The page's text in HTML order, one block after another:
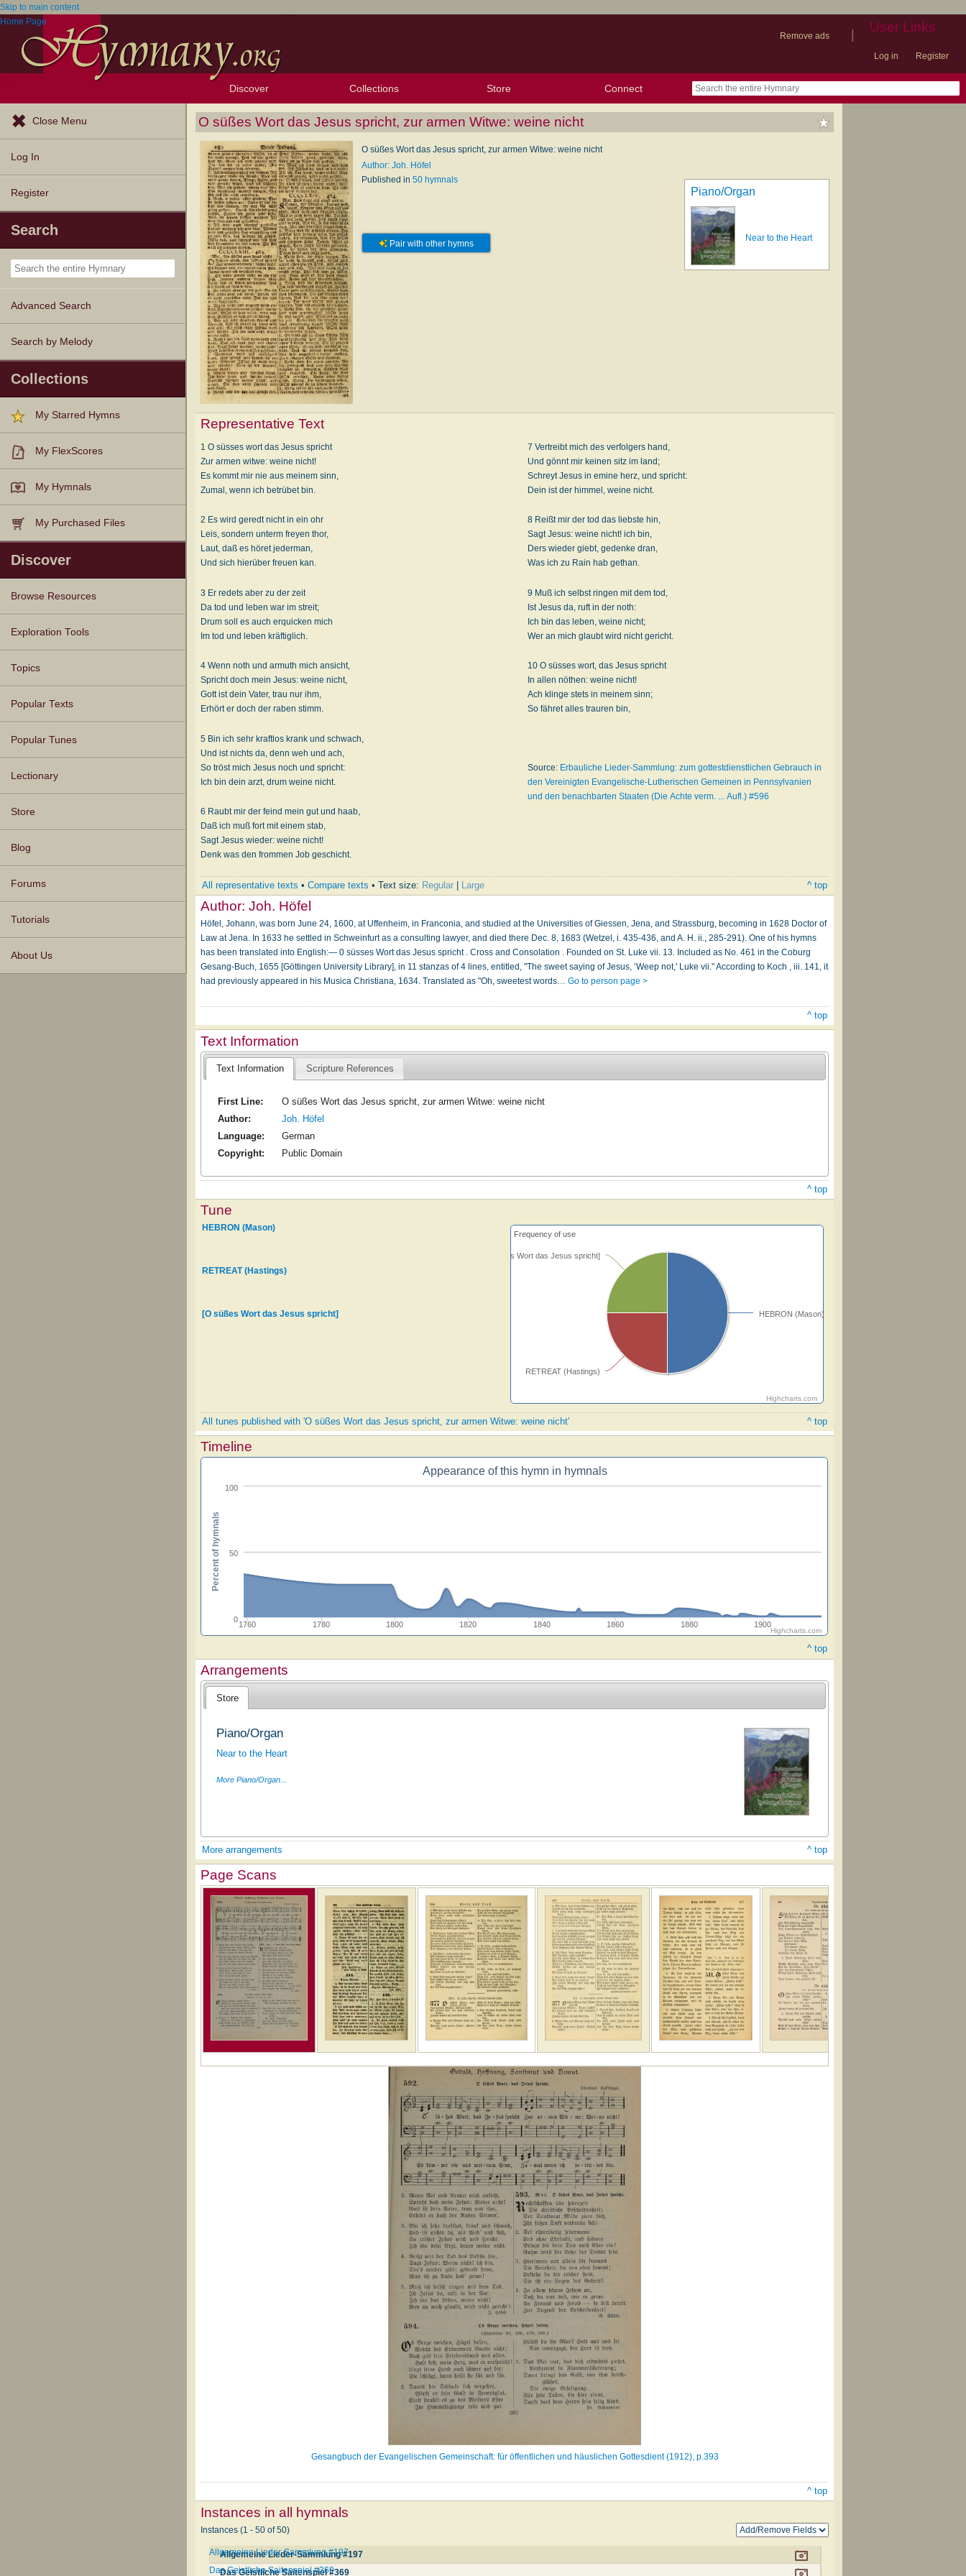
Skip to main content
Home Page
Remove ads
| User Links
Log in Register
Discover
Browse Resources Texts
Tunes
Instances
People
Hymnals
Exploration Tools
Topics
Popular Texts
Popular Tunes
Lectionary
Collections
My Starred Hymns
My FlexScores
My Hymnals
My Purchased Files
Store Connect
Close Menu
Log In
Register
Search
Advanced Search
Search by Melody
Collections
My Starred Hymns
My FlexScores
My Hymnals
My Purchased Files
Discover
Browse Resources
Texts
Tunes
Instances
People
Hymnals
Exploration Tools
Topics
Popular Texts
Popular Tunes
Lectionary
Store
Blog
Forums
Tutorials
About Us
O süßes Wort das Jesus spricht, zur armen Witwe: weine nicht
O süßes Wort das Jesus spricht, zur armen Witwe: weine nicht
Author: Joh. Höfel
Published in 50 hymnals
Pair with other hymns
Piano/Organ
Near to the Heart
Representative Text
1 O süsses wort das Jesus spricht
Zur armen witwe: weine nicht!
Es kommt mir nie aus meinem sinn,
Zumal, wenn ich betrübet bin.
2 Es wird geredt nicht in ein ohr
Leis, sondern unterm freyen thor,
Laut, daß es höret jederman,
Und sich hierüber freuen kan.
3 Er redets aber zu der zeit
Da tod und leben war im streit;
Drum soll es auch erquicken mich
Im tod und leben kräftiglich.
4 Wenn noth und armuth mich ansicht,
Spricht doch mein Jesus: weine nicht,
Gott ist dein Vater, trau nur ihm,
Erhört er doch der raben stimm.
5 Bin ich sehr kraftlos krank und schwach,
Und ist nichts da, denn weh und ach,
So tröst mich Jesus noch und spricht:
Ich bin dein arzt, drum weine nicht.
6 Raubt mir der feind mein gut und haab,
Daß ich muß fort mit einem stab,
Sagt Jesus wieder: weine nicht!
Denk was den frommen Job geschicht.
7 Vertreibt mich des verfolgers hand,
Und gönnt mir keinen sitz im land;
Schreyt Jesus in emine herz, und spricht:
Dein ist der himmel, weine nicht.
8 Reißt mir der tod das liebste hin,
Sagt Jesus: weine nicht! ich bin,
Ders wieder giebt, gedenke dran,
Was ich zu Rain hab gethan.
9 Muß ich selbst ringen mit dem tod,
Ist Jesus da, ruft in der noth:
Ich bin das leben, weine nicht;
Wer an mich glaubt wird nicht gericht.
10 O süsses wort, das Jesus spricht
In allen nöthen: weine nicht!
Ach klinge stets in meinem sinn;
So fähret alles trauren bin,
Source: Erbauliche Lieder-Sammlung: zum gottestdienstlichen Gebrauch in
den Vereinigten Evangelische-Lutherischen Gemeinen in Pennsylvanien
und den benachbarten Staaten (Die Achte verm. ... Aufl.) #596
All representative texts •Compare texts • Text size: Regular Large ^ top
Author:Joh. Höfel
Höfel, Johann, was born June 24, 1600, at Uffenheim, in Franconia, and studied at the Universities of Giessen, Jena, and Strassburg, becoming in 1628 Doctor of
Law at Jena. In 1633 he settled in Schweinfurt as a consulting lawyer, and died there Dec. 8, 1683 (Wetzel, i. 435-436, and A. H. ii., 285-291). One of his hymns
has been translated into English:— 0 süsses Wort das Jesus spricht . Cross and Consolation . Founded on St. Luke vii. 13. Included as No. 461 in the Coburg
Gesang-Buch, 1655 [Göttingen University Library], in 11 stanzas of 4 lines, entitled, "The sweet saying of Jesus, ’Weep not,' Luke vii." According to Koch , iii. 141, it
had previously appeared in his Musica Christiana, 1634. Translated as "Oh, sweetest words…Go to person page >
^ top
Text Information
Text Information Scripture References
First Line:
O süßes Wort das Jesus spricht, zur armen Witwe: weine nicht
Author:
Joh. Höfel
Language:
German
Copyright:
Public Domain
^ top
Tune
HEBRON (Mason)
RETREAT (Hastings)
[O süßes Wort das Jesus spricht]
Highcharts.com
Frequency of use
HEBRON (Mason)
RETREAT (Hastings)
[O süßes Wort das Jesus spricht]
All tunes published with 'O süßes Wort das Jesus spricht, zur armen Witwe: weine nicht' ^ top
Timeline
Appearance of this hymn in hymnals
1760 1780 1800 1820 1840 1860 1880 1900
0
50
100
Percent of hymnals
Highcharts.com
^ top
Arrangements
Store
Piano/Organ
Near to the Heart
More Piano/Organ...
More arrangements ^ top
Page Scans
Gesangbuch der Evangelischen Gemeinschaft: für öffentlichen und häuslichen Gottesdient (1912), p.393
^ top
Instances in all hymnals
Instances (1 - 50 of 50)
Allgemeine Lieder-Sammlung #197
Allgemeine Lieder-Sammlung #197
Das Geistliche Saitenspiel #369
Das Geistliche Saitenspiel #369